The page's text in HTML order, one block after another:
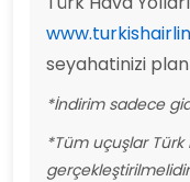
seyahatinizi
*İndirim sadece
*Tüm uçuşlar Türk